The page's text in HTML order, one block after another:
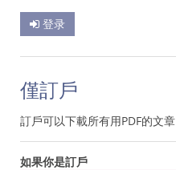
登录
僅訂戶
訂戶可以下載所有用PDF的文章
如果你是訂戶